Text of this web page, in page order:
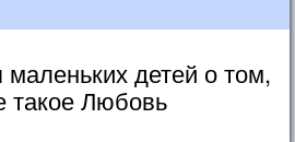
детей о том,
такое Любовь